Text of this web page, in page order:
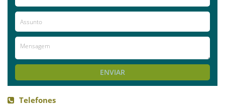
ENVIAR
Telefones